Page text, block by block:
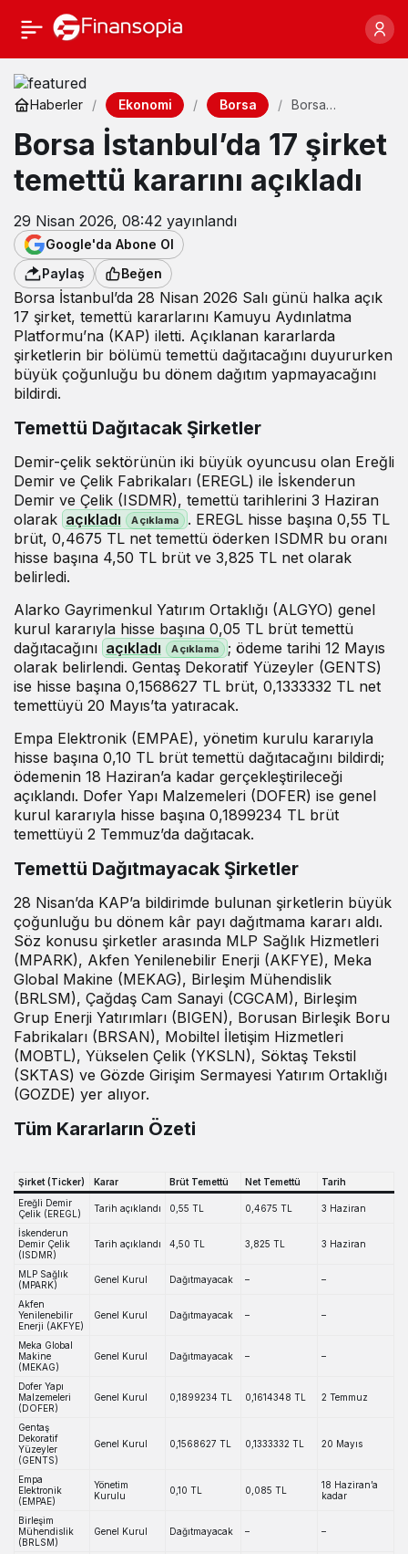
Haberler Ekonomi Borsa
Borsa
şirket temettü
kararını açıkladı
Borsa İstanbul’da 17 şirket
temettü kararını açıkladı
29 Nisan 2026, 08:42 yayınlandı
Google'da Abone Ol
Paylaş
Beğen
Borsa İstanbul’da 28 Nisan 2026 Salı günü halka açık
17 şirket, temettü kararlarını Kamuyu Aydınlatma
Platformu’na (KAP) iletti. Açıklanan kararlarda
şirketlerin bir bölümü temettü dağıtacağını duyururken
büyük çoğunluğu bu dönem dağıtım yapmayacağını
bildirdi.
Temettü Dağıtacak Şirketler
Demir-çelik sektörünün iki büyük oyuncusu olan Ereğli
Demir ve Çelik Fabrikaları (EREGL) ile İskenderun
Demir ve Çelik (ISDMR), temettü tarihlerini 3 Haziran
olarak açıkladı
. EREGL hisse başına 0,55 TL
brüt, 0,4675 TL net temettü öderken ISDMR bu oranı
hisse başına 4,50 TL brüt ve 3,825 TL net olarak
belirledi.
Alarko Gayrimenkul Yatırım Ortaklığı (ALGYO) genel
kurul kararıyla hisse başına 0,05 TL brüt temettü
dağıtacağını açıkladı
; ödeme tarihi 12 Mayıs
olarak belirlendi. Gentaş Dekoratif Yüzeyler (GENTS)
ise hisse başına 0,1568627 TL brüt, 0,1333332 TL net
temettüyü 20 Mayıs’ta yatıracak.
Empa Elektronik (EMPAE), yönetim kurulu kararıyla
hisse başına 0,10 TL brüt temettü dağıtacağını bildirdi;
ödemenin 18 Haziran’a kadar gerçekleştirileceği
açıklandı. Dofer Yapı Malzemeleri (DOFER) ise genel
kurul kararıyla hisse başına 0,1899234 TL brüt
temettüyü 2 Temmuz’da dağıtacak.
Temettü Dağıtmayacak Şirketler
28 Nisan’da KAP’a bildirimde bulunan şirketlerin büyük
çoğunluğu bu dönem kâr payı dağıtmama kararı aldı.
Söz konusu şirketler arasında MLP Sağlık Hizmetleri
(MPARK), Akfen Yenilenebilir Enerji (AKFYE), Meka
Global Makine (MEKAG), Birleşim Mühendislik
(BRLSM), Çağdaş Cam Sanayi (CGCAM), Birleşim
Grup Enerji Yatırımları (BIGEN), Borusan Birleşik Boru
Fabrikaları (BRSAN), Mobiltel İletişim Hizmetleri
(MOBTL), Yükselen Çelik (YKSLN), Söktaş Tekstil
(SKTAS) ve Gözde Girişim Sermayesi Yatırım Ortaklığı
(GOZDE) yer alıyor.
Tüm Kararların Özeti
Şirket (Ticker) Karar Brüt Temettü Net Temettü
Tarih
Ereğli Demir
Çelik (EREGL)
Tarih açıklandı 0,55 TL 0,4675 TL 3 Haziran
İskenderun
Demir Çelik
(ISDMR)
Tarih açıklandı 4,50 TL 3,825 TL 3 Haziran
MLP Sağlık
(MPARK)
Genel Kurul Dağıtmayacak – –
Akfen
Yenilenebilir
Enerji (AKFYE)
Genel Kurul Dağıtmayacak – –
Meka Global
Makine
(MEKAG)
Genel Kurul Dağıtmayacak – –
Dofer Yapı
Malzemeleri
(DOFER)
Genel Kurul 0,1899234 TL 0,1614348 TL 2 Temmuz
Gentaş
Dekoratif
Yüzeyler
(GENTS)
Genel Kurul 0,1568627 TL 0,1333332 TL 20 Mayıs
Empa
Elektronik
(EMPAE)
Yönetim
Kurulu
0,10 TL 0,085 TL
18 Haziran’a
kadar
Birleşim
Mühendislik
(BRLSM)
Genel Kurul Dağıtmayacak – –